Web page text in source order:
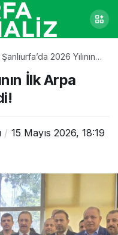
Şanlıurfa’da 2026 Yılının
Gerçekleştirildi!
İlk Arpa
15 Mayıs 2026, 18:19
0